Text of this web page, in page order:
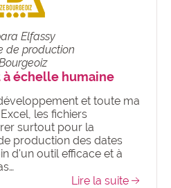
Elfassy
de production
échelle humaine
et toute ma
les fichiers
surtout pour la
production des dates
d'un outil efficace et à
Lire la suite